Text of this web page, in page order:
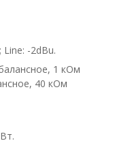
Line: -2dBu.
1 кОм
40 кОм